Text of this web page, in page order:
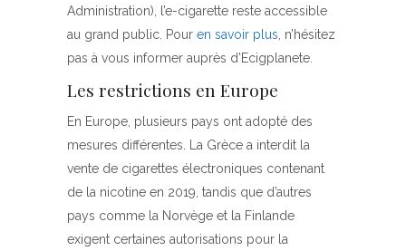
Administration), l’e-cigarette reste accessible
au grand public. Pour en savoir plus , n’hésitez
pas à vous informer auprès d’Ecigplanete.
Les restrictions en Europe
En Europe, plusieurs pays ont adopté des
mesures différentes. La Grèce a interdit la
vente de cigarettes électroniques contenant
de la nicotine en 2019, tandis que d’autres
pays comme la Norvège et la Finlande
exigent certaines autorisations pour la